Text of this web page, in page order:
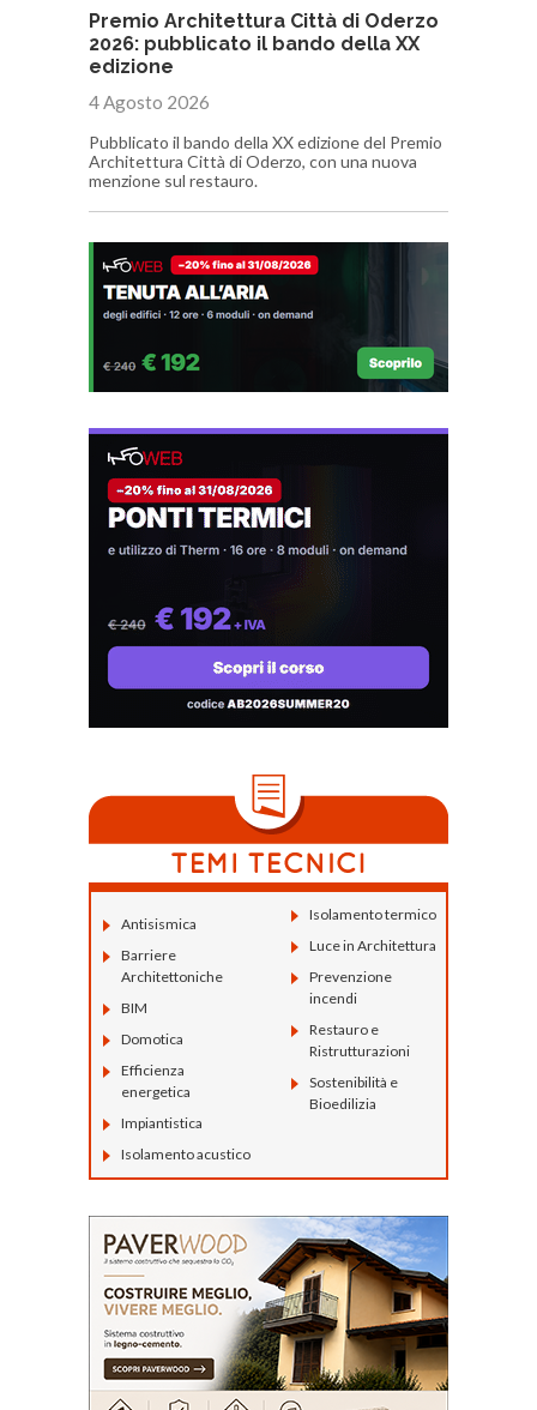
Premio Architettura Città di Oderzo
2026: pubblicato il bando della XX
edizione
4 Agosto 2026
Pubblicato il bando della XX edizione del Premio
Architettura Città di Oderzo, con una nuova
menzione sul restauro.
Antisismica
Barriere
Architettoniche
BIM
Domotica
Efficienza
energetica
Impiantistica
Isolamento acustico
Isolamento termico
Luce in Architettura
Prevenzione
incendi
Restauro e
Ristrutturazioni
Sostenibilità e
Bioedilizia